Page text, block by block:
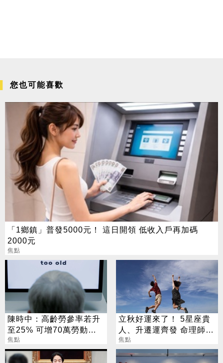
您也可能喜歡
「1鄉鎮」普發5000元！ 這日開領 低收入戶再加碼
2000元
焦點
陳時中：高齡勞參率若升
至25% 可增70萬勞動人
口
焦點
立秋好運來了！ 5星座貴
人、升遷運齊發 命理師：
把握黃金轉運期
焦點